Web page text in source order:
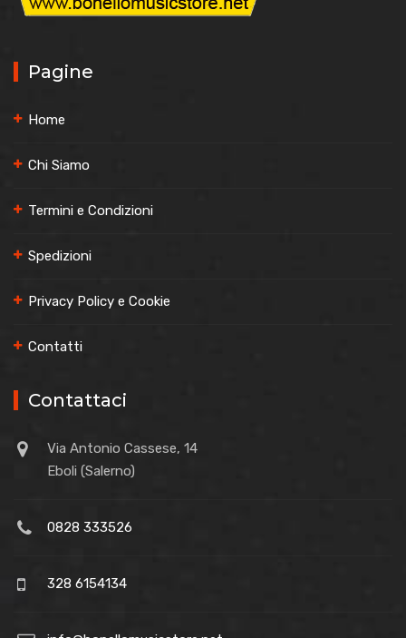
Pagine
Home
Chi Siamo
Termini e Condizioni
Spedizioni
Privacy Policy e Cookie
Contatti
Contattaci
Via Antonio Cassese, 14
Eboli (Salerno)
0828 333526
328 6154134